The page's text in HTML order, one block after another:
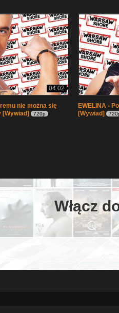
04:02
nie można się
[Wywiad]
720p
EWELINA -
[Wywiad]
Włącz